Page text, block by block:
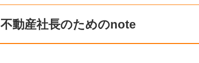
不動産社長のためのnote